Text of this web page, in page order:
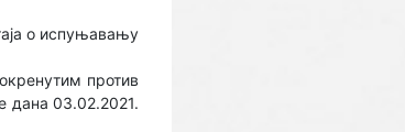
о испуњавању
против
дана 03.02.2021.